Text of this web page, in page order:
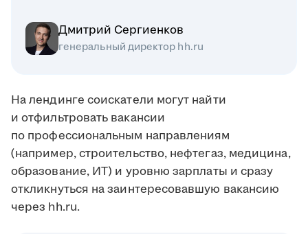
Дмитрий Сергиенков
генеральный директор hh.ru
На лендинге соискатели могут найти
и отфильтровать вакансии
по профессиональным направлениям
(например, строительство, нефтегаз, медицина,
образование, ИТ) и уровню зарплаты и сразу
откликнуться на заинтересовавшую вакансию
через hh.ru.